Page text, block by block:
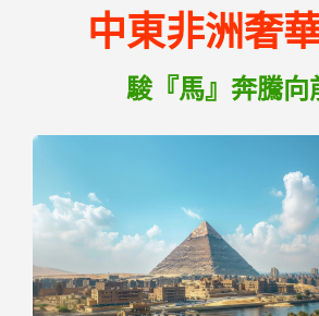
中東非洲奢
駿『馬』奔騰向